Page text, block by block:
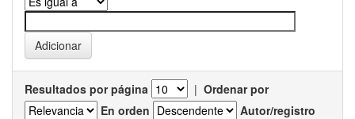
Resultados por página | Ordenar por
En orden
Autor/registro